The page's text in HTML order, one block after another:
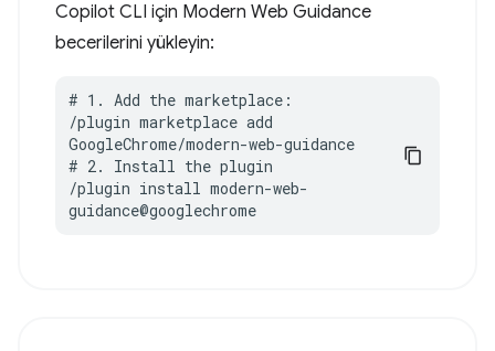
Copilot CLI için Modern Web Guidance
becerilerini yükleyin:
# 1. Add the marketplace:
/plugin marketplace add
GoogleChrome/modern-web-guidance
# 2. Install the plugin
/plugin install modern-web-
guidance@googlechrome